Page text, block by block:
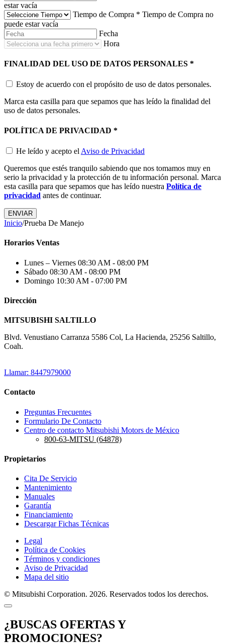
estar vacía
Tiempo de Compra * Tiempo de Compra no
puede estar vacía
Fecha
Hora
FINALIDAD DEL USO DE DATOS PERSONALES *
Estoy de acuerdo con el propósito de uso de datos personales.
Marca esta casilla para que sepamos que has leído la finalidad del
uso de datos personales.
POLÍTICA DE PRIVACIDAD *
He leído y acepto el Aviso de Privacidad
Queremos que estés tranquilo sabiendo que nos tomamos muy en
serio la privacidad y la protección de tu información personal. Marca
esta casilla para que sepamos que has leído nuestra Política de
privacidad antes de continuar.
ENVIAR
Inicio/Prueba De Manejo
Horarios Ventas
Lunes – Viernes 08:30 AM - 08:00 PM
Sábado 08:30 AM - 08:00 PM
Domingo 10:30 AM - 07:00 PM
Dirección
MITSUBISHI SALTILLO
Blvd. Venustiano Carranza 5586 Col, La Hacienda, 25256 Saltillo,
Coah.
Llamar: 8447979000
Contacto
Preguntas Frecuentes
Formulario De Contacto
Centro de contacto Mitsubishi Motors de México
800-63-MITSU (64878)
Propietarios
Cita De Servicio
Mantenimiento
Manuales
Garantía
Financiamiento
Descargar Fichas Técnicas
Legal
Política de Cookies
Términos y condiciones
Aviso de Privacidad
Mapa del sitio
© Mitsubishi Corporation. 2026. Reservados todos los derechos.
¿BUSCAS OFERTAS Y
PROMOCIONES?